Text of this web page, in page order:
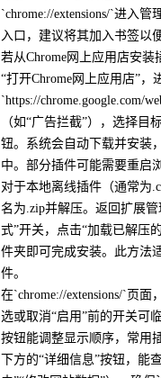
`chrome://extensions/`进入
入口，建议将其加入书签以
若从Chrome网上应用店安
“打开Chrome网上应用店”，
`https://chrome.google.com/
（如“广告拦截”），选择目
钮。系统会自动下载并安装
中。部分插件可能需要重启
对于本地离线插件（通常为
名为.zip并解压。返回扩展
式”开关，点击“加载已解压
件夹即可完成安装。此方法
件。
在`chrome://extensions/`页
选或取消“启用”前的开关可
按钮能调整显示顺序，常用
下方的“详细信息”按钮，能